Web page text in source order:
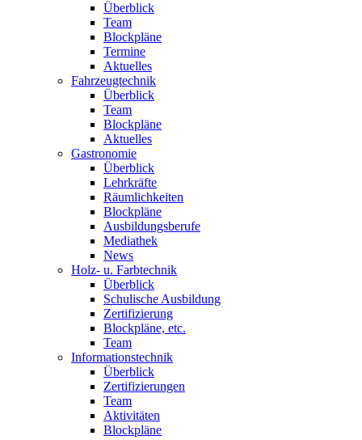
Überblick
Team
Blockpläne
Termine
Aktuelles
Fahrzeugtechnik
Überblick
Team
Blockpläne
Aktuelles
Gastronomie
Überblick
Lehrkräfte
Räumlichkeiten
Blockpläne
Ausbildungsberufe
Mediathek
News
Holz- u. Farbtechnik
Überblick
Schulische Ausbildung
Zertifizierung
Blockpläne, etc.
Team
Informationstechnik
Überblick
Zertifizierungen
Team
Aktivitäten
Blockpläne